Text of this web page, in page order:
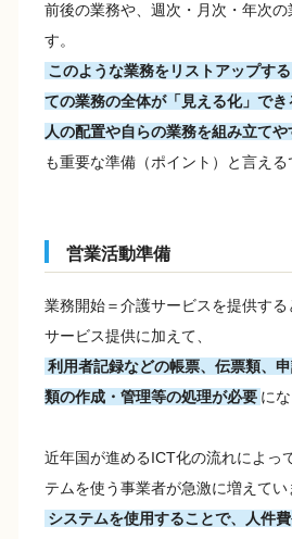
前後の業務や、週次・月次・年次の
す。
このような業務をリストアップす
ての業務の全体が「見える化」でき
人の配置や自らの業務を組み立てや
も重要な準備（ポイント）と言える
営業活動準備
業務開始＝介護サービスを提供す
サービス提供に加えて、
利用者記録などの帳票、伝票類、
類の作成・管理等の処理が必要 に
近年国が進めるICT化の流れによっ
テムを使う事業者が急激に増えてい
システムを使用することで、人件